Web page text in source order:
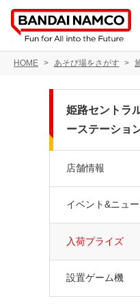
HOME あそび場をさがす
姫路セントラ
ーステーショ
店舗情報
イベント&ニュー
入荷プライズ
設置ゲーム機